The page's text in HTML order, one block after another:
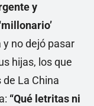
y
y no dejó pasar
hijas, los que
La China
“Qué letritas ni